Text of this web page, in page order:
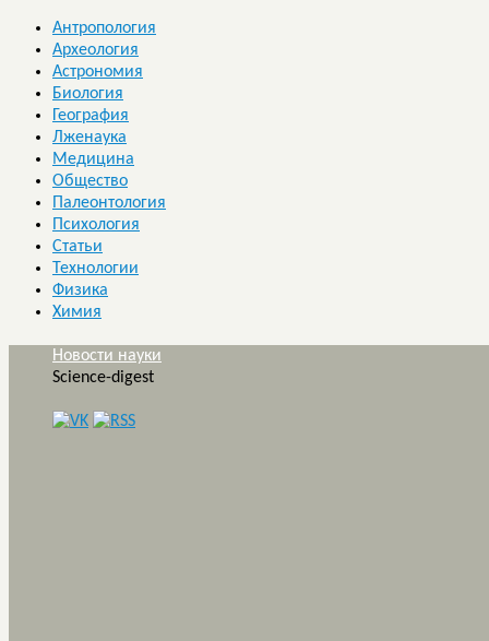
Антропология
Археология
Астрономия
Биология
География
Лженаука
Медицина
Общество
Палеонтология
Психология
Статьи
Технологии
Физика
Химия
Новости науки
Science-digest